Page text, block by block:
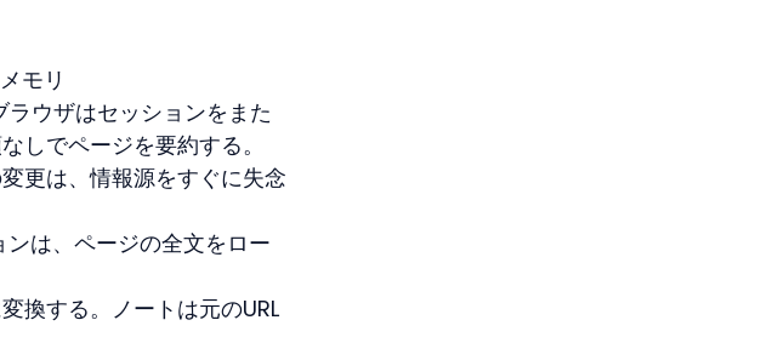
モリ
ウザはセッションをまた
しでページを要約する。
更は、情報源をすぐに失念
は、ページの全文をロー
換する。ノートは元のURL